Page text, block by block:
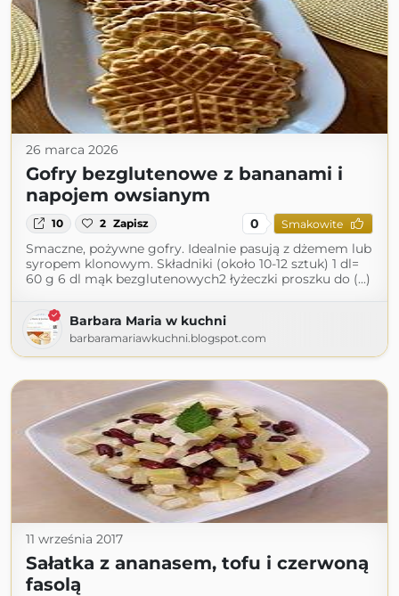
26 marca 2026
Gofry bezglutenowe z bananami i
napojem owsianym
10 2 Zapisz 0 Smakowite
Smaczne, pożywne gofry. Idealnie pasują z dżemem lub
syropem klonowym. Składniki (około 10-12 sztuk) 1 dl=
60 g 6 dl mąk bezglutenowych2 łyżeczki proszku do (...)
Barbara Maria w kuchni
barbaramariawkuchni.blogspot.com
11 września 2017
Sałatka z ananasem, tofu i czerwoną
fasolą